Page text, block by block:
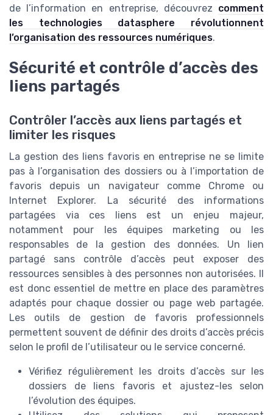
de l’information en entreprise, découvrez comment
les technologies datasphere révolutionnent
l’organisation des ressources numériques.
Sécurité et contrôle d’accès des
liens partagés
Contrôler l’accès aux liens partagés et
limiter les risques
La gestion des liens favoris en entreprise ne se limite
pas à l’organisation des dossiers ou à l’importation de
favoris depuis un navigateur comme Chrome ou
Internet Explorer. La sécurité des informations
partagées via ces liens est un enjeu majeur,
notamment pour les équipes marketing ou les
responsables de la gestion des données. Un lien
partagé sans contrôle d’accès peut exposer des
ressources sensibles à des personnes non autorisées. Il
est donc essentiel de mettre en place des paramètres
adaptés pour chaque dossier ou page web partagée.
Les outils de gestion de favoris professionnels
permettent souvent de définir des droits d’accès précis
selon le profil de l’utilisateur ou le service concerné.
Vérifiez régulièrement les droits d’accès sur les
dossiers de liens favoris et ajustez-les selon
l’évolution des équipes.